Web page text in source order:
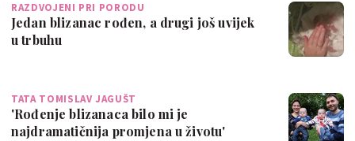
RAZDVOJENI PRI PORODU
Jedan blizanac rođen, a drugi još uvijek
u trbuhu
TATA TOMISLAV JAGUŠT
'Rođenje blizanaca bilo mi je
najdramatičnija promjena u životu'